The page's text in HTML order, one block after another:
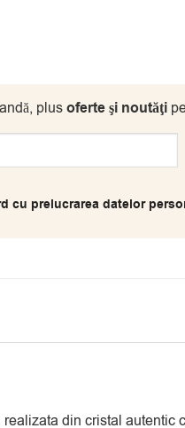
plusoferte şi noutăţi
cu prelucrarea datelor
din cristal autentic